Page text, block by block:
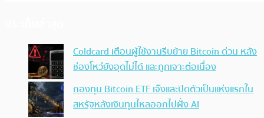
Coldcard เตือนผู้ใช้งานรีบย้าย Bitcoin ด่วน หลัง
ช่องโหว่ยังอุดไม่ได้ และถูกเจาะต่อเนื่อง
กองทุน Bitcoin ETF เจ๊งและปิดตัวเป็นแห่งแรกใน
สหรัฐหลังเงินทุนไหลออกไปฝั่ง AI